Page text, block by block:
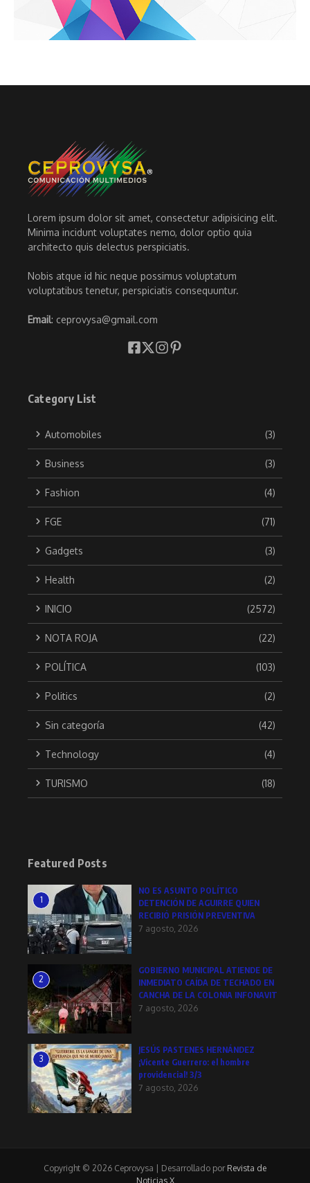
Lorem ipsum dolor sit amet, consectetur adipisicing elit.
Minima incidunt voluptates nemo, dolor optio quia
architecto quis delectus perspiciatis.
Nobis atque id hic neque possimus voluptatum
voluptatibus tenetur, perspiciatis consequuntur.
Email: ceprovysa@gmail.com
Category List
Automobiles (3)
Business (3)
Fashion (4)
FGE (71)
Gadgets (3)
Health (2)
INICIO (2572)
NOTA ROJA (22)
POLÍTICA (103)
Politics (2)
Sin categoría (42)
Technology (4)
TURISMO (18)
Featured Posts
1
NO ES ASUNTO POLÍTICO
DETENCIÓN DE AGUIRRE QUIEN
RECIBIÓ PRISIÓN PREVENTIVA
7 agosto, 2026
2
GOBIERNO MUNICIPAL ATIENDE DE
INMEDIATO CAÍDA DE TECHADO EN
CANCHA DE LA COLONIA INFONAVIT
7 agosto, 2026
3
JESÚS PASTENES HERNÁNDEZ
¡Vicente Guerrero: el hombre
providencial! 3/3
7 agosto, 2026
Copyright © 2026 Ceprovysa | Desarrollado por Revista de
Noticias X